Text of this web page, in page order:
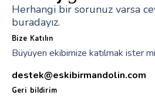
Herhangi bir sorunuz varsa
buradayız.
Bize Katılın
Büyüyen ekibimize katılmak ister
destek@eskibirmandolin.com
Geri bildirim